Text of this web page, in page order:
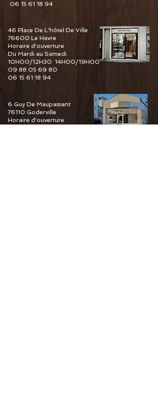
06 15 61 18 94
46 Place De L'hôtel De Ville
76600 Le Havre
Horaire d'ouverture
Du Mardi au Samedi
10H00/12H30 14H00/19H00
09 88 05 69 80
06 15 61 18 94
6 Guy De Maupassant
76110 Goderville
Horaire d'ouverture